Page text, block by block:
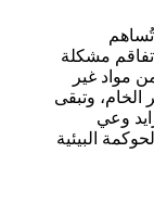
مشكلة
مواد غير
الخام، وتبقى
وعي
البيئية